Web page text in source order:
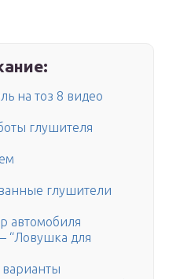
на тоз 8 видео
глушителя
глушители
автомобиля
“Ловушка для